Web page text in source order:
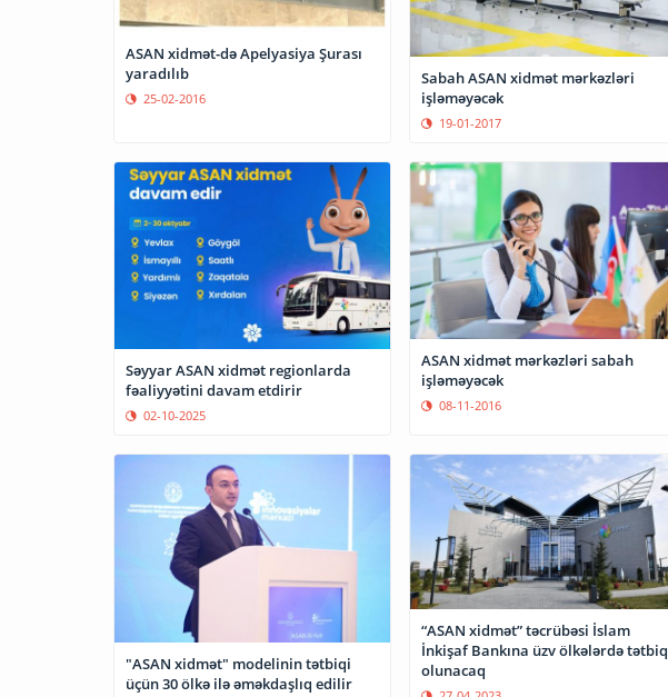
ASAN xidmət-də Apelyasiya Şurası
yaradılıb
25-02-2016
Sabah ASAN xidmət mərkəzləri
işləməyəcək
19-01-2017
Səyyar ASAN xidmət regionlarda
fəaliyyətini davam etdirir
02-10-2025
ASAN xidmət mərkəzləri sabah
işləməyəcək
08-11-2016
"ASAN xidmət" modelinin tətbiqi
üçün 30 ölkə ilə əməkdaşlıq edilir
“ASAN xidmət” təcrübəsi İslam
İnkişaf Bankına üzv ölkələrdə tətbiq
olunacaq